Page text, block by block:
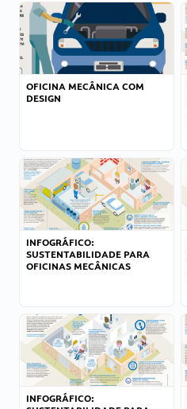
OFICINA MECÂNICA COM
DESIGN
INFOGRÁFICO:
SUSTENTABILIDADE PARA
OFICINAS MECÂNICAS
INFOGRÁFICO: